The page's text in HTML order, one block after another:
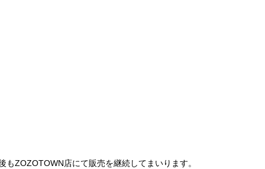
ZOZOTOWN店にて販売を継続してまいります。